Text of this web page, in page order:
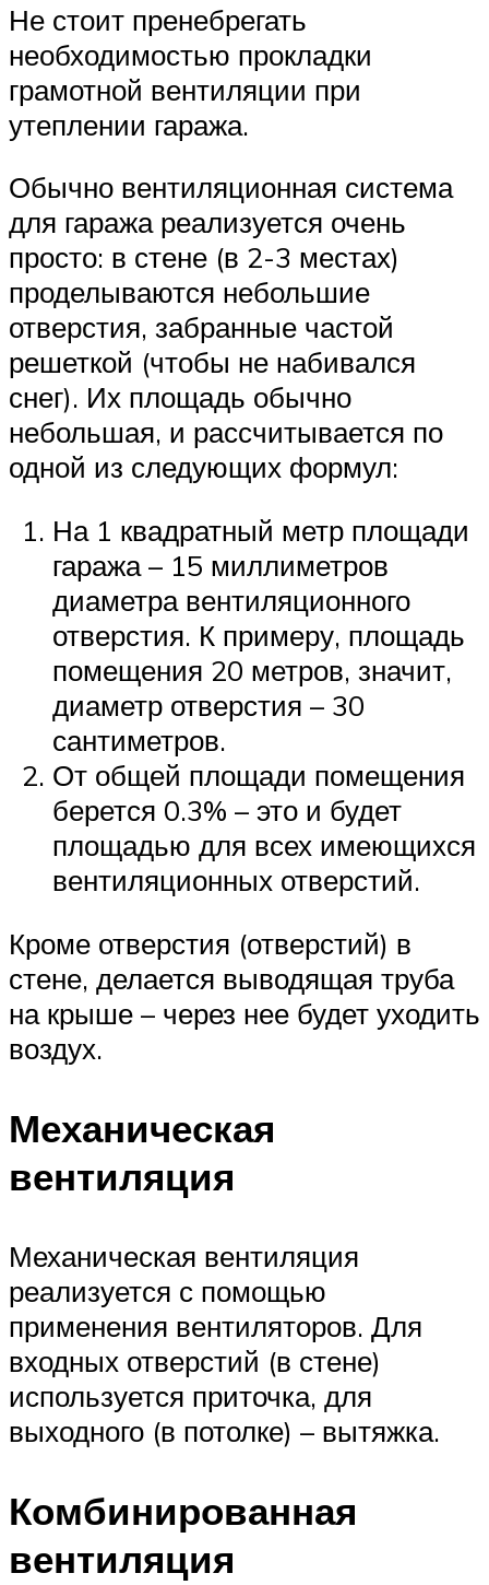
Не стоит пренебрегать
необходимостью прокладки
грамотной вентиляции при
утеплении гаража.
Обычно вентиляционная система
для гаража реализуется очень
просто: в стене (в 2-3 местах)
проделываются небольшие
отверстия, забранные частой
решеткой (чтобы не набивался
снег). Их площадь обычно
небольшая, и рассчитывается по
одной из следующих формул:
На 1 квадратный метр площади
гаража – 15 миллиметров
диаметра вентиляционного
отверстия. К примеру, площадь
помещения 20 метров, значит,
диаметр отверстия – 30
сантиметров.
От общей площади помещения
берется 0.3% – это и будет
площадью для всех имеющихся
вентиляционных отверстий.
Кроме отверстия (отверстий) в
стене, делается выводящая труба
на крыше – через нее будет уходить
воздух.
Механическая
вентиляция
Механическая вентиляция
реализуется с помощью
применения вентиляторов. Для
входных отверстий (в стене)
используется приточка, для
выходного (в потолке) – вытяжка.
Комбинированная
вентиляция